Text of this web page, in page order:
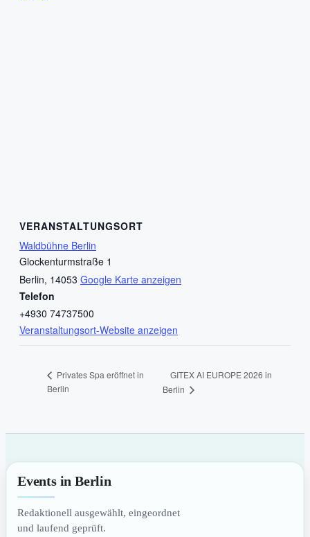
VERANSTALTUNGSORT
Waldbühne Berlin
Glockenturmstraße 1
Berlin, 14053 Google Karte anzeigen
Telefon
+4930 74737500
Veranstaltungsort-Website anzeigen
Privates Spa eröffnet in
Berlin
GITEX AI EUROPE 2026 in
Berlin
Events in Berlin
Redaktionell ausgewählt, eingeordnet
und laufend geprüft.